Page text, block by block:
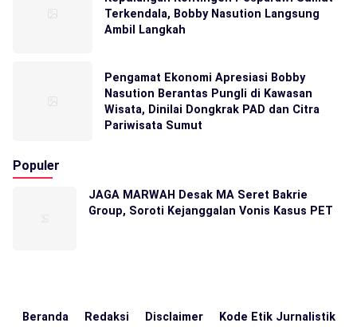
Terkendala, Bobby Nasution Langsung
Ambil Langkah
Pengamat Ekonomi Apresiasi Bobby
Nasution Berantas Pungli di Kawasan
Wisata, Dinilai Dongkrak PAD dan Citra
Pariwisata Sumut
Populer
JAGA MARWAH Desak MA Seret Bakrie
Group, Soroti Kejanggalan Vonis Kasus PET
Beranda Redaksi Disclaimer Kode Etik Jurnalistik